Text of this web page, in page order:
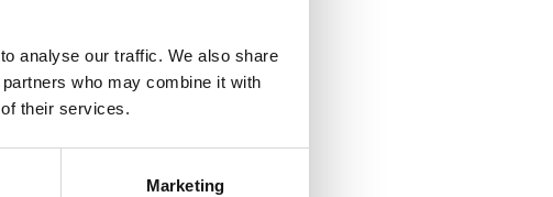
analyse our traffic. We also share
who may combine it with
their services.
Marketing